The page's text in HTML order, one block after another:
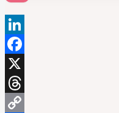
LinkedIn
Facebook
X
Threads